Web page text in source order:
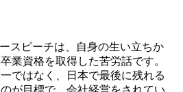
スピーチは、自身の生い立ちか
業資格を取得した苦労話です。
ではなく、日本で最後に残れる
が目標で、会社経営をされてい